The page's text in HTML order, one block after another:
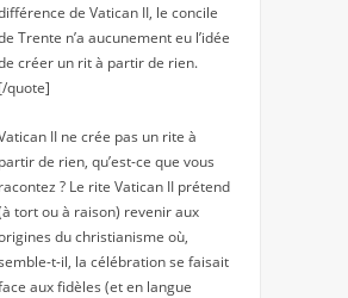
de Vatican II, le concile
Trente n’a aucunement eu l’idée
créer un rit à partir de rien.
[/quote]
II ne crée pas un rite à
partir de rien, qu’est-ce que vous
racontez ? Le rite Vatican II prétend
tort ou à raison) revenir aux
du christianisme où,
t-il, la célébration se faisait
aux fidèles (et en langue